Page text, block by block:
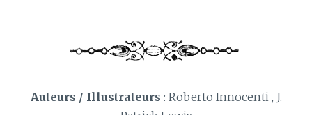
Auteurs / Illustrateurs : Roberto Innocenti , J.